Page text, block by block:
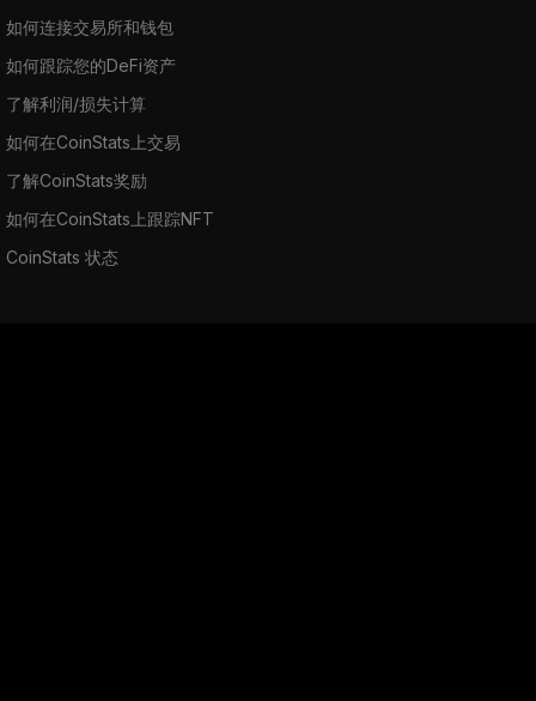
如何连接交易所和钱包
如何跟踪您的DeFi资产
了解利润/损失计算
如何在CoinStats上交易
了解CoinStats奖励
如何在CoinStats上跟踪NFT
CoinStats 状态